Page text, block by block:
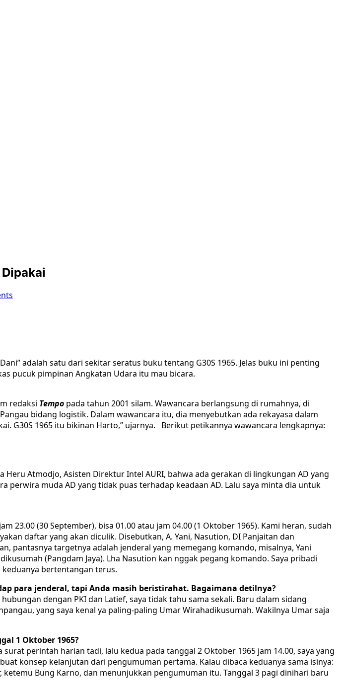
adalah satu dari sekitar seratus buku tentang G30S 1965. Jelas buku ini penting
pucuk pimpinan Angkatan Udara itu mau bicara.
redaksi Tempo pada tahun 2001 silam. Wawancara berlangsung di rumahnya, di
bidang logistik. Dalam wawancara itu, dia menyebutkan ada rekayasa dalam
G30S 1965 itu bikinan Harto,” ujarnya. Berikut petikannya wawancara lengkapnya:
Atmodjo, Asisten Direktur Intel AURI, bahwa ada gerakan di lingkungan AD yang
muda AD yang tidak puas terhadap keadaan AD. Lalu saya minta dia untuk
23.00 (30 September), bisa 01.00 atau jam 04.00 (1 Oktober 1965). Kami heran, sudah
daftar yang akan diculik. Disebutkan, A. Yani, Nasution, DI Panjaitan dan
pantasnya targetnya adalah jenderal yang memegang komando, misalnya, Yani
(Pangdam Jaya). Lha Nasution kan nggak pegang komando. Saya pribadi
keduanya bertentangan terus.
para jenderal, tapi Anda masih beristirahat. Bagaimana detilnya?
dengan PKI dan Latief, saya tidak tahu sama sekali. Baru dalam sidang
yang saya kenal ya paling-paling Umar Wirahadikusumah. Wakilnya Umar saja
1 Oktober 1965?
perintah harian tadi, lalu kedua pada tanggal 2 Oktober 1965 jam 14.00, saya yang
konsep kelanjutan dari pengumuman pertama. Kalau dibaca keduanya sama isinya:
Bung Karno, dan menunjukkan pengumuman itu. Tanggal 3 pagi dinihari baru